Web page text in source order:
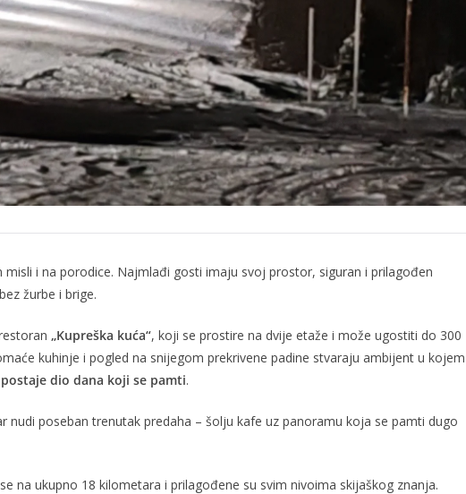
misli i na porodice. Najmlađi gosti imaju svoj prostor, siguran i prilagođen
žurbe i brige.
„Kupreška kuća“, koji se prostire na dvije etaže i može ugostiti do 300
kuhinje i pogled na snijegom prekrivene padine stvaraju ambijent u kojem
dio dana koji se pamti.
nudi poseban trenutak predaha – šolju kafe uz panoramu koja se pamti dugo
na ukupno 18 kilometara i prilagođene su svim nivoima skijaškog znanja.